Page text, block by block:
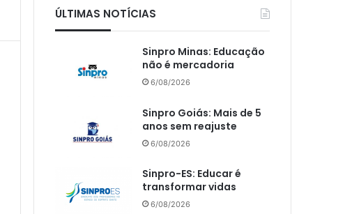
ÚLTIMAS NOTÍCIAS
Sinpro Minas: Educação
não é mercadoria
6/08/2026
Sinpro Goiás: Mais de 5
anos sem reajuste
6/08/2026
Sinpro-ES: Educar é
transformar vidas
6/08/2026